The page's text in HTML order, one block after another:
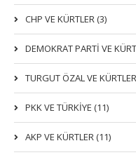
CHP VE KÜRTLER (3)
DEMOKRAT PARTI VE
TURGUT ÖZAL VE
PKK VE TÜRKIYE (11)
AKP VE KÜRTLER (11)